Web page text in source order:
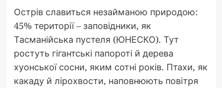
Острів славиться незайманою природою:
45% території – заповідники, як
Тасманійська пустеля (ЮНЕСКО). Тут
ростуть гігантські папороті й дерева
хуонської сосни, яким сотні років. Птахи, як
какаду й лірохвости, наповнюють повітря